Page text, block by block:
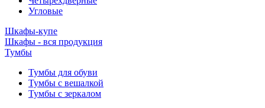
Угловые
Шкафы-купе
Шкафы - вся продукция
Тумбы
Тумбы для обуви
Тумбы с вешалкой
Тумбы с зеркалом